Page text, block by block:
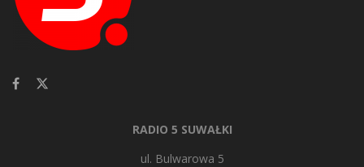
RADIO 5 SUWAŁKI
ul. Bulwarowa 5